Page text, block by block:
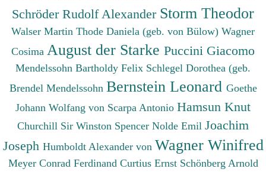
Schröder Rudolf Alexander Storm Theodor
Walser Martin Thode Daniela (geb. von Bülow) Wagner
Cosima August der Starke Puccini Giacomo
Mendelssohn Bartholdy Felix Schlegel Dorothea (geb.
Brendel Mendelssohn Bernstein Leonard Goethe
Johann Wolfang von Scarpa Antonio Hamsun Knut
Churchill Sir Winston Spencer Nolde Emil Joachim
Joseph Humboldt Alexander von Wagner Winifred
Meyer Conrad Ferdinand Curtius Ernst Schönberg Arnold